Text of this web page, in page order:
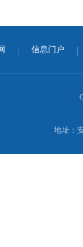
信息门户
地址：